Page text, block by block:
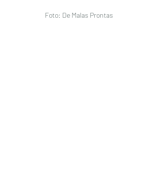
Foto: De Malas Prontas